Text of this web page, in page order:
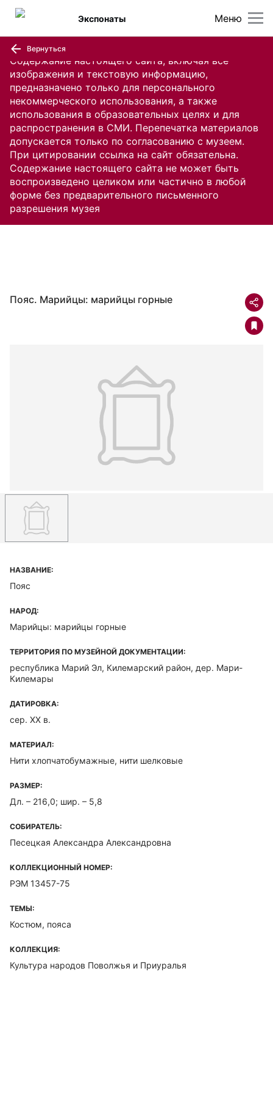
Содержание настоящего сайта, включая все
изображения и текстовую информацию,
предназначено только для персонального
некоммерческого использования, а также
использования в образовательных целях и для
распространения в СМИ. Перепечатка материалов
допускается только по согласованию с музеем.
При цитировании ссылка на сайт обязательна.
Содержание настоящего сайта не может быть
воспроизведено целиком или частично в любой
форме без предварительного письменного
разрешения музея
Меню
Экспонаты
Вернуться
Пояс. Марийцы: марийцы горные
НАЗВАНИЕ:
Пояс
НАРОД:
Марийцы: марийцы горные
ТЕРРИТОРИЯ ПО МУЗЕЙНОЙ ДОКУМЕНТАЦИИ:
республика Марий Эл, Килемарский район, дер. Мари-
Килемары
ДАТИРОВКА:
сер. XX в.
МАТЕРИАЛ:
Нити хлопчатобумажные, нити шелковые
РАЗМЕР:
Дл. – 216,0; шир. – 5,8
СОБИРАТЕЛЬ:
Песецкая Александра Александровна
КОЛЛЕКЦИОННЫЙ НОМЕР:
РЭМ 13457-75
ТЕМЫ:
Костюм, пояса
КОЛЛЕКЦИЯ:
Культура народов Поволжья и Приуралья